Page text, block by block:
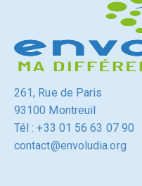
261, Rue de Paris
93100 Montreuil
Tél : +33 01 56 63 07 90
contact@envoludia.org